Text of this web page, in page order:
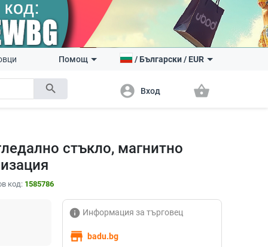
search
Помощ /Български/ EUR
account_circle Вход shopping_basket
стъкло, магнитно
код: 1585786
info Информация за търговец
store badu.bg